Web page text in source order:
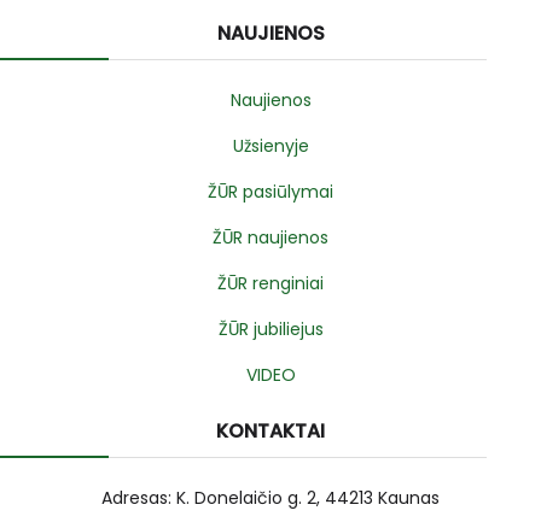
NAUJIENOS
Naujienos
Užsienyje
ŽŪR pasiūlymai
ŽŪR naujienos
ŽŪR renginiai
ŽŪR jubiliejus
VIDEO
KONTAKTAI
Adresas: K. Donelaičio g. 2, 44213 Kaunas